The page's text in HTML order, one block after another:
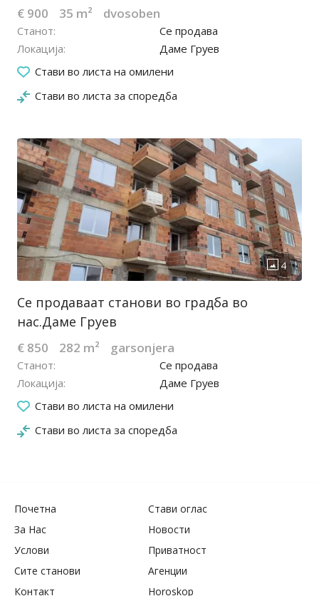
€ 900 35 m² dvosoben
Станот
Се продава
Локација
Даме Груев
Стави во листа на омилени
Стави во листа за споредба
13.07.2022
Се продаваат станови во градба во
нас.Даме Груев
€ 850 282 m² garsonjera
Станот
Се продава
Локација
Даме Груев
Стави во листа на омилени
Стави во листа за споредба
19.04.2022
Почетна
Стави оглас
За Нас
Новости
Услови
Приватност
Сите станови
Агенции
Контакт
Horoskop